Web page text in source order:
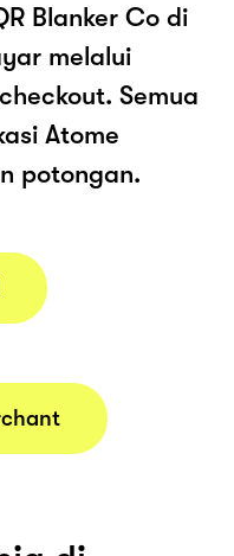
Blanker Co di
melalui
Semua
Atome
potongan.